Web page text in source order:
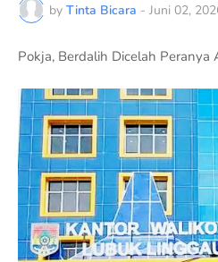
by Tinta Bicara - Juni 02,
Pokja, Berdalih Dicelah Peranya